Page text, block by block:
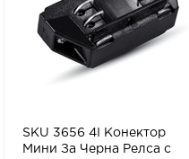
SKU 3656 4I Конектор
Мини За Черна Релса с